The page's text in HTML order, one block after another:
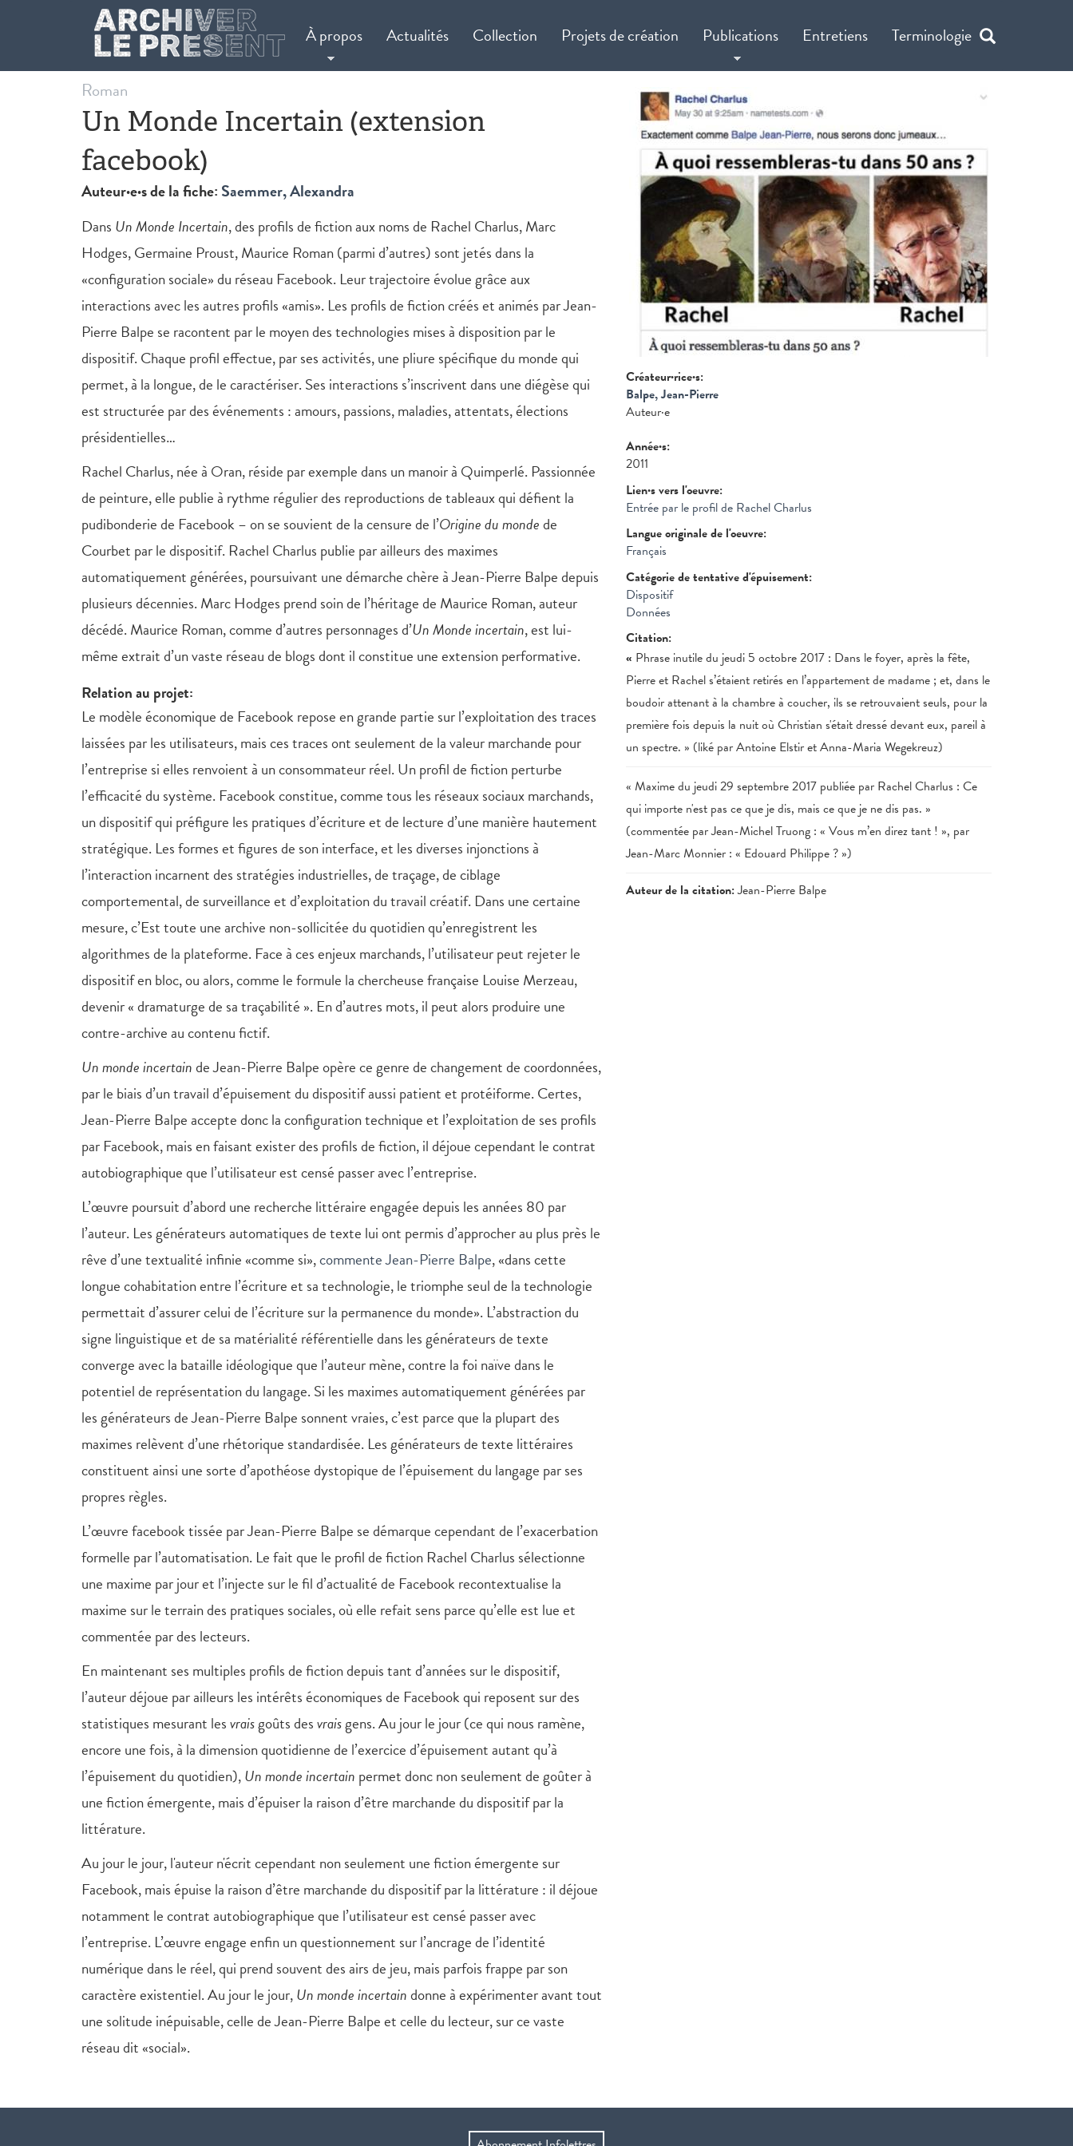
Aller au contenu principal
À propos Actualités Collection Projets de création Publications Entretiens Terminologie
Roman
Un Monde Incertain (extension
facebook)
Auteur·e·s de la fiche: Saemmer, Alexandra
Dans Un Monde Incertain, des profils de fiction aux noms de Rachel Charlus, Marc
Hodges, Germaine Proust, Maurice Roman (parmi d’autres) sont jetés dans la
«configuration sociale» du réseau Facebook. Leur trajectoire évolue grâce aux
interactions avec les autres profils «amis». Les profils de fiction créés et animés par Jean-
Pierre Balpe se racontent par le moyen des technologies mises à disposition par le
dispositif. Chaque profil effectue, par ses activités, une pliure spécifique du monde qui
permet, à la longue, de le caractériser. Ses interactions s’inscrivent dans une diégèse qui
est structurée par des événements : amours, passions, maladies, attentats, élections
présidentielles…
Rachel Charlus, née à Oran, réside par exemple dans un manoir à Quimperlé. Passionnée
de peinture, elle publie à rythme régulier des reproductions de tableaux qui défient la
pudibonderie de Facebook – on se souvient de la censure de l’Origine du mondede
Courbet par le dispositif. Rachel Charlus publie par ailleurs des maximes
automatiquement générées, poursuivant une démarche chère à Jean-Pierre Balpe depuis
plusieurs décennies. Marc Hodges prend soin de l’héritage de Maurice Roman, auteur
décédé. Maurice Roman, comme d’autres personnages d’Un Monde incertain, est lui-
même extrait d’un vaste réseau de blogs dont il constitue une extension performative.
Relation au projet:
Le modèle économique de Facebook repose en grande partie sur l’exploitation des traces
laissées par les utilisateurs, mais ces traces ont seulement de la valeur marchande pour
l’entreprise si elles renvoient à un consommateur réel. Un profil de fiction perturbe
l’efficacité du système. Facebook constitue, comme tous les réseaux sociaux marchands,
un dispositif qui préfigure les pratiques d’écriture et de lecture d’une manière hautement
stratégique. Les formes et figures de son interface, et les diverses injonctions à
l’interaction incarnent des stratégies industrielles, de traçage, de ciblage
comportemental, de surveillance et d’exploitation du travail créatif. Dans une certaine
mesure, c’Est toute une archive non-sollicitée du quotidien qu’enregistrent les
algorithmes de la plateforme. Face à ces enjeux marchands, l’utilisateur peut rejeter le
dispositif en bloc, ou alors, comme le formule la chercheuse française Louise Merzeau,
devenir « dramaturge de sa traçabilité ». En d’autres mots, il peut alors produire une
contre-archive au contenu fictif.
Un monde incertainde Jean-Pierre Balpe opère ce genre de changement de coordonnées,
par le biais d’un travail d’épuisement du dispositif aussi patient et protéiforme. Certes,
Jean-Pierre Balpe accepte donc la configuration technique et l’exploitation de ses profils
par Facebook, mais en faisant exister des profils de fiction, il déjoue cependant le contrat
autobiographique que l’utilisateur est censé passer avec l’entreprise.
L’œuvre poursuit d’abord une recherche littéraire engagée depuis les années 80 par
l’auteur. Les générateurs automatiques de texte lui ont permis d’approcher au plus près le
rêve d’une textualité infinie «comme si»,commente Jean-Pierre Balpe, «dans cette
longue cohabitation entre l’écriture et sa technologie, le triomphe seul de la technologie
permettait d’assurer celui de l’écriture sur la permanence du monde». L’abstraction du
signe linguistique et de sa matérialité référentielle dans les générateurs de texte
converge avec la bataille idéologique que l’auteur mène, contre la foi naïve dans le
potentiel de représentation du langage. Si les maximes automatiquement générées par
les générateurs de Jean-Pierre Balpe sonnent vraies, c’est parce que la plupart des
maximes relèvent d’une rhétorique standardisée. Les générateurs de texte littéraires
constituent ainsi une sorte d’apothéose dystopique de l’épuisement du langage par ses
propres règles.
L’œuvre facebook tissée par Jean-Pierre Balpe se démarque cependant de l’exacerbation
formelle par l’automatisation. Le fait que le profil de fiction Rachel Charlus sélectionne
une maxime par jour et l’injecte sur le fil d’actualité de Facebook recontextualise la
maxime sur le terrain des pratiques sociales, où elle refait sens parce qu’elle est lue et
commentée par des lecteurs.
En maintenant ses multiples profils de fiction depuis tant d’années sur le dispositif,
l’auteur déjoue par ailleurs les intérêts économiques de Facebook qui reposent sur des
statistiques mesurant lesvraisgoûts desvraisgens. Au jour le jour (ce qui nous ramène,
encore une fois, à la dimension quotidienne de l’exercice d’épuisement autant qu’à
l’épuisement du quotidien),Un monde incertain permet donc non seulement de goûter à
une fiction émergente, mais d’épuiser la raison d’être marchande du dispositif par la
littérature.
Au jour le jour, l'auteur n'écrit cependant non seulement une fiction émergente sur
Facebook, mais épuise la raison d’être marchande du dispositif par la littérature : il déjoue
notamment le contrat autobiographique que l’utilisateur est censé passer avec
l’entreprise. L’œuvre engage enfin un questionnement sur l’ancrage de l’identité
numérique dans le réel, qui prend souvent des airs de jeu, mais parfois frappe par son
caractère existentiel. Au jour le jour,Un monde incertaindonne à expérimenter avant tout
une solitude inépuisable, celle de Jean-Pierre Balpe et celle du lecteur, sur ce vaste
réseau dit «social».
Créateur·rice·s:
Balpe, Jean-Pierre
Auteur·e
Année·s:
2011
Lien·s vers l'oeuvre:
Entrée par le profil de Rachel Charlus
Langue originale de l'oeuvre:
Français
Catégorie de tentative d'épuisement:
Dispositif
Données
Citation:
« Phrase inutile du jeudi 5 octobre 2017 : Dans le foyer, après la fête,
Pierre et Rachel s’étaient retirés en l’appartement de madame ; et, dans le
boudoir attenant à la chambre à coucher, ils se retrouvaient seuls, pour la
première fois depuis la nuit où Christian s'était dressé devant eux, pareil à
un spectre. » (liké par Antoine Elstir et Anna-Maria Wegekreuz)
« Maxime du jeudi 29 septembre 2017 publiée par Rachel Charlus : Ce
qui importe n'est pas ce que je dis, mais ce que je ne dis pas. »
(commentée par Jean-Michel Truong : « Vous m’en direz tant ! », par
Jean-Marc Monnier : « Edouard Philippe ? »)
Auteur de la citation:Jean-Pierre Balpe